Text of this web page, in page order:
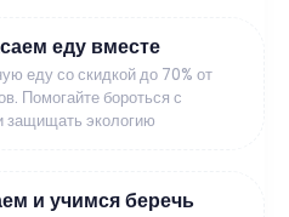
еду вместе
еду со скидкой до 70% от
Помогайте бороться с
экологию
и учимся беречь